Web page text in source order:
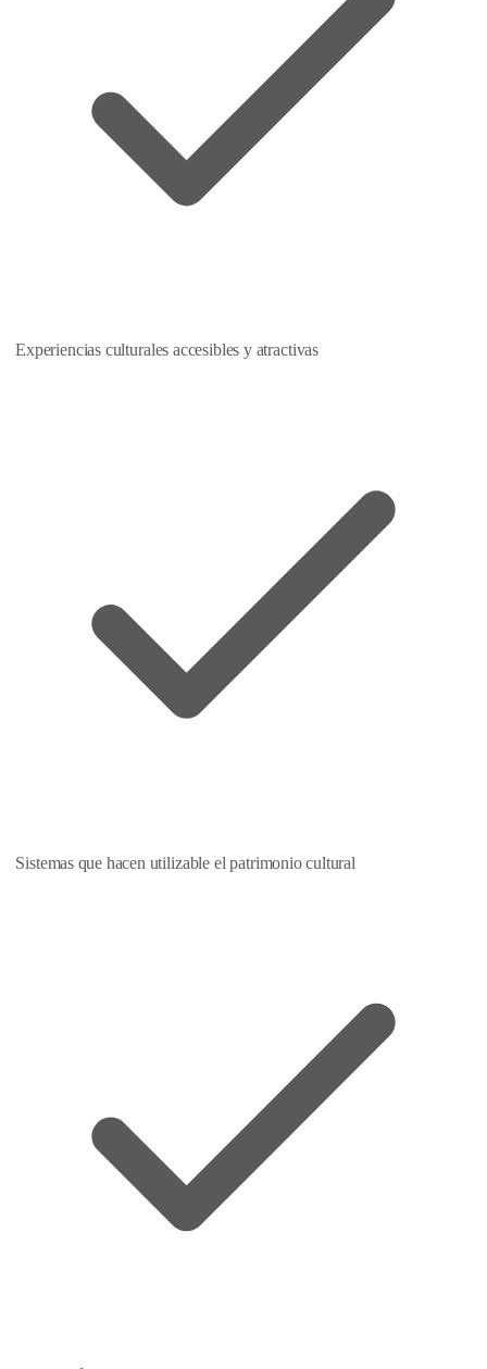
Experiencias culturales accesibles y atractivas
Sistemas que hacen utilizable el patrimonio cultural